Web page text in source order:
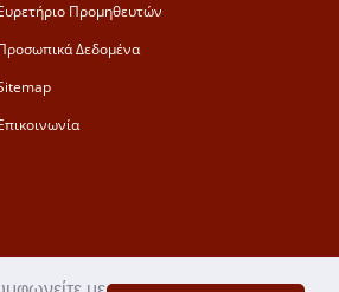
Προμηθευτών
Δεδομένα